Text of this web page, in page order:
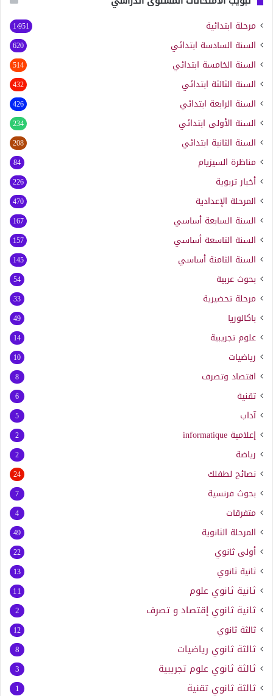
مرحلة ابتدائية 1٬951
السنة السادسة ابتدائي 620
السنة الخامسة ابتدائي 514
السنة الثالثة ابتدائي 432
السنة الرابعة ابتدائي 426
السنة الأولى ابتدائي 234
السنة الثانية ابتدائي 208
مناظرة السيزيام 84
أخبار تربوية 226
المرحلة الإعدادية 470
السنة السابعة أساسي 167
السنة التاسعة أساسي 157
السنة الثامنة أساسي 145
بحوث عربية 54
مرحلة تحضيرية 33
باكالوريا 49
علوم تجريبية 14
رياضيات 10
اقتصاد وتصرف 8
تقنية 6
آداب 5
إعلامية informatique
2
رياضة 2
نصائح لطفلك 24
بحوث فرنسية 7
متفرقات 4
المرحلة الثانوية 49
أولى ثانوي 22
ثانية ثانوي 13
ثانية ثانوي علوم 11
ثانية ثانوي إقتصاد و تصرف 2
ثالثة ثانوي 12
ثالثة ثانوي رياضيات 8
ثالثة ثانوي علوم تجريبية 3
ثالثة ثانوي تقنية 1